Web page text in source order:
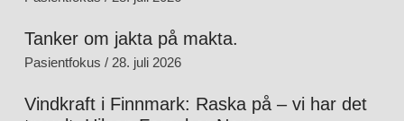
Tanker om jakta på makta.
Pasientfokus 28. juli 2026
Vindkraft i Finnmark: Raska på – vi har det